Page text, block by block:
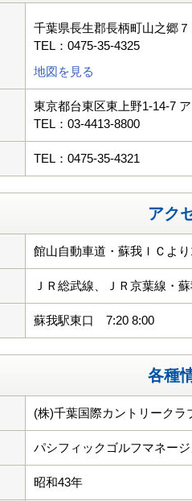
千葉県長生郡長柄町山之郷
TEL：0475-35-4325
地図を見る
東京都台東区東上野1-14-7
TEL：03-4413-8800
TEL：0475-35-4321
アク
館山自動車道・蘇我ＩＣよ
ＪＲ総武線、ＪＲ京葉線・
蘇我駅東口 7:20 8:00
各種
(株)千葉国際カントリークラ
パシフィックゴルフマネー
昭和43年